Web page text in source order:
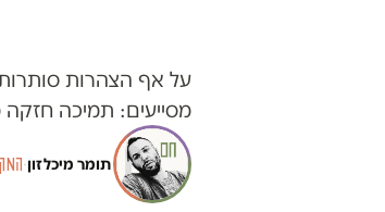
מסייעים: תמיכה חזקה
תומר מיכלזון·